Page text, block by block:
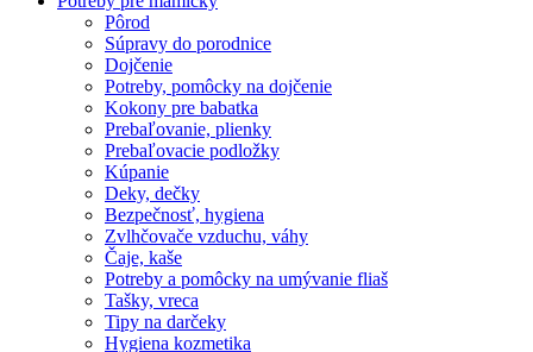
Pôrod
Súpravy do porodnice
Dojčenie
Potreby, pomôcky na dojčenie
Kokony pre babatka
Prebaľovanie, plienky
Prebaľovacie podložky
Kúpanie
Deky, dečky
Bezpečnosť, hygiena
Zvlhčovače vzduchu, váhy
Čaje, kaše
Potreby a pomôcky na umývanie fliaš
Tašky, vreca
Tipy na darčeky
Hygiena kozmetika